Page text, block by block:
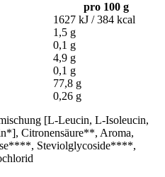
pro 100 g
1627 kJ / 384 kcal
1,5 g
0,1 g
4,9 g
0,1 g
77,8 g
0,26 g
[L-Leucin, L-Isoleucin,
Citronensäure**, Aroma,
Steviolglycoside****,